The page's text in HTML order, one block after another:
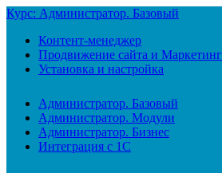
Курс: Администратор. Базовый
Контент-менеджер
Продвижение сайта и Маркетинг
Установка и настройка
Администратор. Базовый
Администратор. Модули
Администратор. Бизнес
Интеграция с 1С